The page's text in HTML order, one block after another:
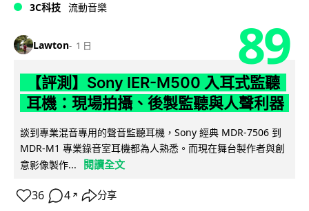
3C科技 流動音樂
Lawton 1 日 89
【評測】Sony IER-M500 入耳式監聽
耳機：現場拍攝、後製監聽與人聲利器
談到專業混音專用的聲音監聽耳機，Sony 經典 MDR-7506 到
MDR-M1 專業錄音室耳機都為人熟悉。而現在舞台製作者與創
意影像製作...
閱讀全文
36 4 ↗ 分享